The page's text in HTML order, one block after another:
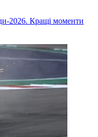
2026. Кращі моменти